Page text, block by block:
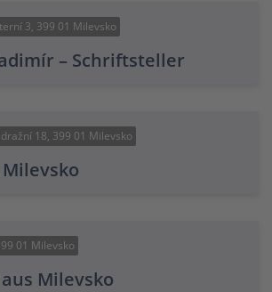
3, 399 01 Milevsko
– Schriftsteller
18, 399 01 Milevsko
01 Milevsko
Milevsko